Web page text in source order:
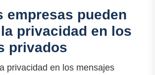
empresas pueden
privacidad en los
privados
privacidad en los mensajes